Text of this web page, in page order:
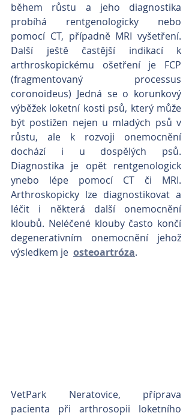
během růstu a jeho diagnostika
probíhá rentgenologicky nebo
pomocí CT, případně MRI vyšetření.
Další ještě častější indikací k
arthroskopickému ošetření je FCP
(fragmentovaný processus
coronoideus) Jedná se o korunkový
výběžek loketní kosti psů, který může
být postižen nejen u mladých psů v
růstu, ale k rozvoji onemocnění
dochází i u dospělých psů.
Diagnostika je opět rentgenologick
ynebo lépe pomocí CT či MRI.
Arthroskopicky lze diagnostikovat a
léčit i některá další onemocnění
kloubů. Neléčené klouby často končí
degenerativním onemocnění jehož
výsledkem je osteoartróza.
VetPark Neratovice, příprava
pacienta při arthrosopii loketního